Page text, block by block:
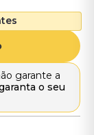
garante a
o seu